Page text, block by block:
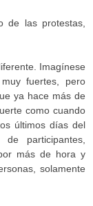
de las protestas,
Imagínese
fuertes, pero
ya hace más de
como cuando
últimos días del
participantes,
más de hora y
solamente